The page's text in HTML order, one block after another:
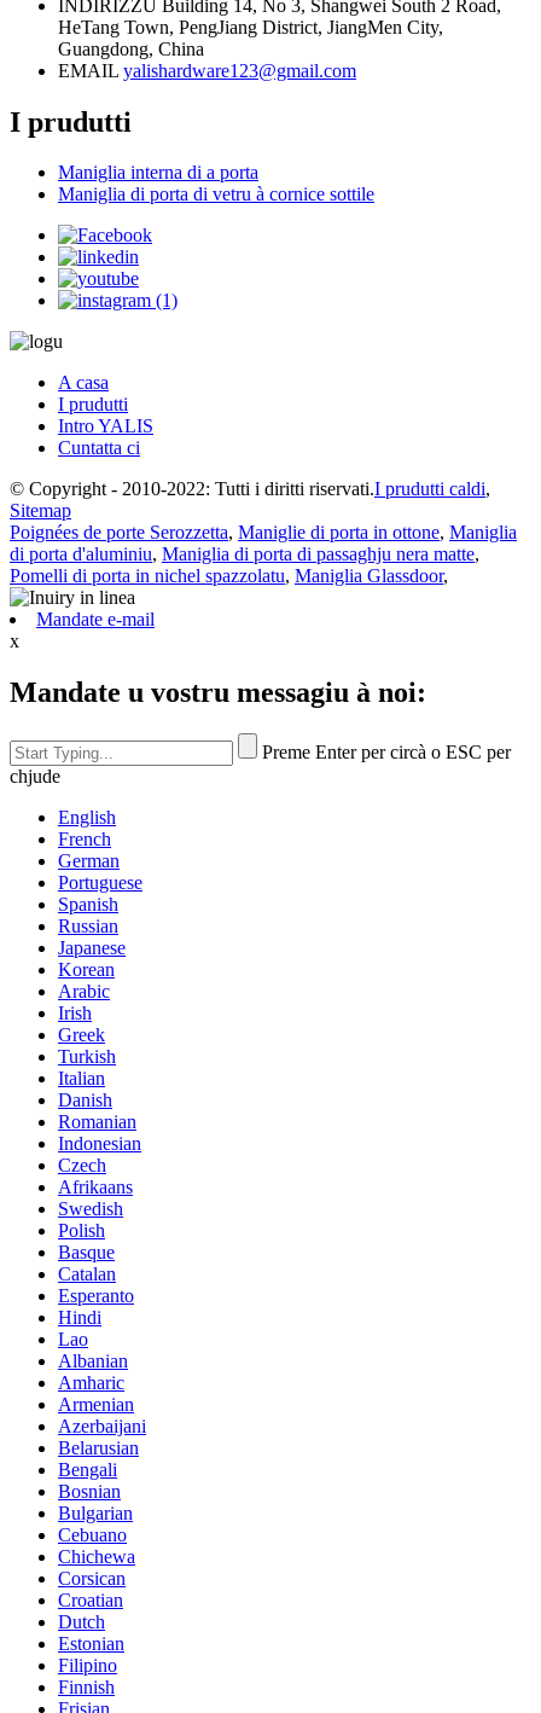
INDIRIZZU Building 14, No 3, Shangwei South 2 Road,
HeTang Town, PengJiang District, JiangMen City,
Guangdong, China
EMAIL yalishardware123@gmail.com
I prudutti
Maniglia interna di a porta
Maniglia di porta di vetru à cornice sottile
A casa
I prudutti
Intro YALIS
Cuntatta ci
© Copyright - 2010-2022: Tutti i diritti riservati.I prudutti caldi,
Sitemap
Poignées de porte Serozzetta, Maniglie di porta in ottone, Maniglia
di porta d'aluminiu, Maniglia di porta di passaghju nera matte,
Pomelli di porta in nichel spazzolatu, Maniglia Glassdoor,
Mandate e-mail
x
Mandate u vostru messagiu à noi:
Preme Enter per circà o ESC per
chjude
English
French
German
Portuguese
Spanish
Russian
Japanese
Korean
Arabic
Irish
Greek
Turkish
Italian
Danish
Romanian
Indonesian
Czech
Afrikaans
Swedish
Polish
Basque
Catalan
Esperanto
Hindi
Lao
Albanian
Amharic
Armenian
Azerbaijani
Belarusian
Bengali
Bosnian
Bulgarian
Cebuano
Chichewa
Corsican
Croatian
Dutch
Estonian
Filipino
Finnish